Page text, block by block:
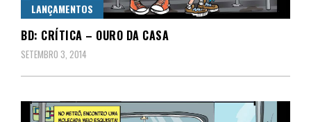
LANÇAMENTOS
BD: CRÍTICA – OURO DA CASA
SETEMBRO 3, 2014